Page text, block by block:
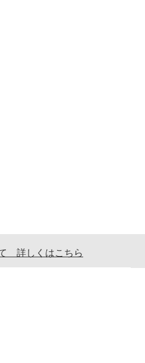
詳しくはこちら